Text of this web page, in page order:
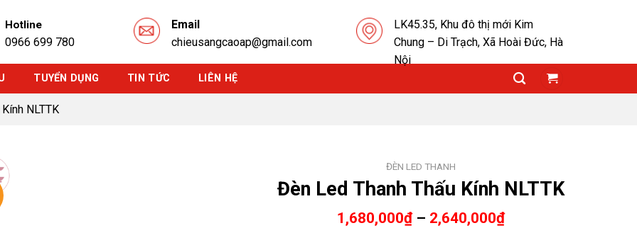
Hotline
0966 699 780
Email
chieusangcaoap@gmail.com
LK45.35, Khu đô thị mới Kim
Chung – Di Trạch, Xã Hoài Đức, Hà
Nội
TUYỂN DỤNG TIN TỨC LIÊN HỆ
NLTTK
ĐÈN LED THANH
Đèn Led Thanh Thấu Kính NLTTK
1,680,000₫– 2,640,000₫